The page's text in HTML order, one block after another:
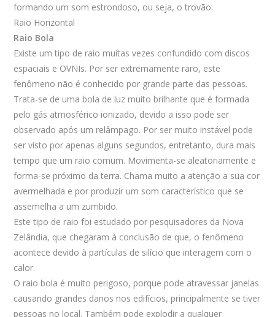
formando um som estrondoso, ou seja, o trovão.
Raio Horizontal
Raio Bola
Existe um tipo de raio muitas vezes confundido com discos
espaciais e OVNIs. Por ser extremamente raro, este
fenômeno não é conhecido por grande parte das pessoas.
Trata-se de uma bola de luz muito brilhante que é formada
pelo gás atmosférico ionizado, devido a isso pode ser
observado após um relâmpago. Por ser muito instável pode
ser visto por apenas alguns segundos, entretanto, dura mais
tempo que um raio comum. Movimenta-se aleatoriamente e
forma-se próximo da terra. Chama muito a atenção a sua cor
avermelhada e por produzir um som característico que se
assemelha a um zumbido.
Este tipo de raio foi estudado por pesquisadores da Nova
Zelândia, que chegaram à conclusão de que, o fenômeno
acontece devido à partículas de silício que interagem com o
calor.
O raio bola é muito perigoso, porque pode atravessar janelas
causando grandes danos nos edifícios, principalmente se tiver
pessoas no local. Também pode explodir a qualquer